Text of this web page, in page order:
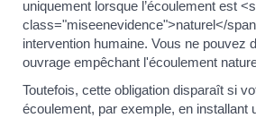
uniquement lorsque l’écoulement est
class="miseenevidence">naturel</
intervention humaine. Vous ne pouvez
ouvrage empêchant l'écoulement
Toutefois, cette obligation disparaît si
écoulement, par exemple, en installant